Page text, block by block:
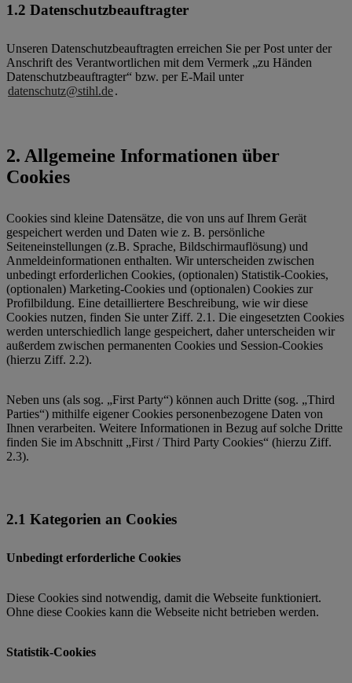
1.2 Datenschutzbeauftragter
Unseren Datenschutzbeauftragten erreichen Sie per Post unter der
Anschrift des Verantwortlichen mit dem Vermerk „zu Händen
Datenschutzbeauftragter“ bzw. per E-Mail unter
datenschutz@stihl.de.
2. Allgemeine Informationen über
Cookies
Cookies sind kleine Datensätze, die von uns auf Ihrem Gerät
gespeichert werden und Daten wie z. B. persönliche
Seiteneinstellungen (z.B. Sprache, Bildschirmauflösung) und
Anmeldeinformationen enthalten. Wir unterscheiden zwischen
unbedingt erforderlichen Cookies, (optionalen) Statistik-Cookies,
(optionalen) Marketing-Cookies und (optionalen) Cookies zur
Profilbildung. Eine detailliertere Beschreibung, wie wir diese
Cookies nutzen, finden Sie unter Ziff. 2.1. Die eingesetzten Cookies
werden unterschiedlich lange gespeichert, daher unterscheiden wir
außerdem zwischen permanenten Cookies und Session-Cookies
(hierzu Ziff. 2.2).
Neben uns (als sog. „First Party“) können auch Dritte (sog. „Third
Parties“) mithilfe eigener Cookies personenbezogene Daten von
Ihnen verarbeiten. Weitere Informationen in Bezug auf solche Dritte
finden Sie im Abschnitt „First / Third Party Cookies“ (hierzu Ziff.
2.3).
2.1 Kategorien an Cookies
Unbedingt erforderliche Cookies
Diese Cookies sind notwendig, damit die Webseite funktioniert.
Ohne diese Cookies kann die Webseite nicht betrieben werden.
Statistik-Cookies